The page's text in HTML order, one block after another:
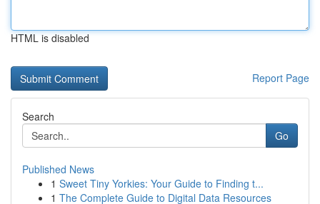
HTML is disabled
Report Page
Search
Go
Published News
1 Sweet Tiny Yorkies: Your Guide to Finding t...
1 The Complete Guide to Digital Data Resources